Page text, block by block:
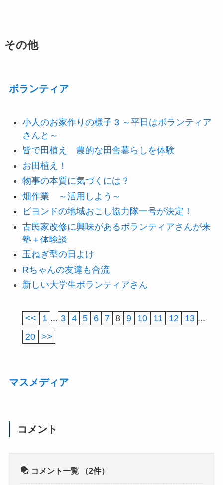
その他
ボランティア
小人のお家作りの様子 3 ～平日はボランティア
さんと～
皆で田植え 農的な田舎暮らしを体験
お田植え！
物事の本質に気づくには？
畑作業 ～活用しよう～
ビヨンドの地域おこし協力隊一号が決定！
古民家改修に興味があるボランティアさんが来
塾＋体験談
玉ねぎ型の日よけ
Rちゃんの友達も合流
新しい大学生ボランティアさん
<< 1 ... 3 4 5 6 7 8 9 10 11 12 13 ...
20
>>
マスメディア
コメント
コメント一覧 （2件）